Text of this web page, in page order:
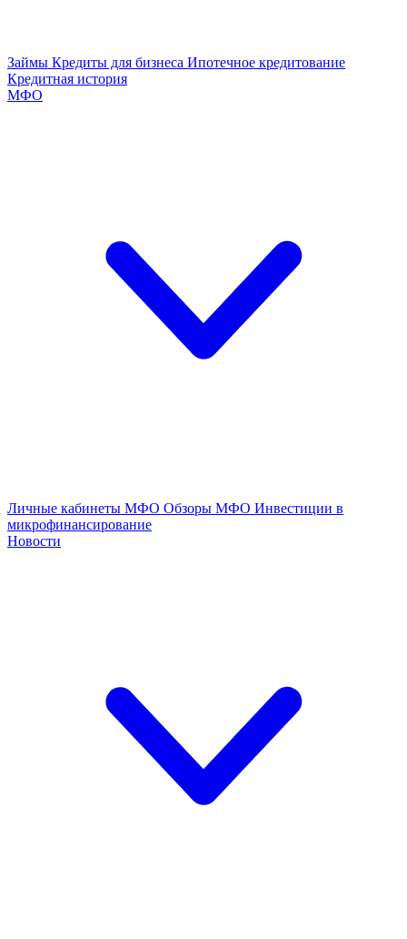
Займы Кредиты для бизнеса Ипотечное кредитование
Кредитная история
МФО
Личные кабинеты МФО Обзоры МФО Инвестиции в
микрофинансирование
Новости